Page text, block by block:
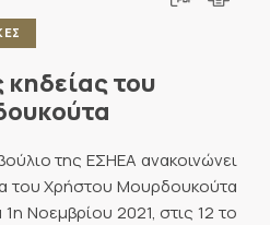
κηδείας του
της ΕΣΗΕΑ ανακοινώνει
του Χρήστου Μουρδουκούτα
Νοεμβρίου 2021, στις 12 το